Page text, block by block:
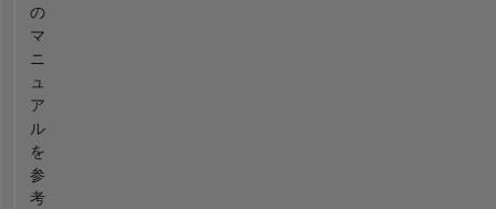
の
マ
ニ
ュ
ア
ル
を
参
考